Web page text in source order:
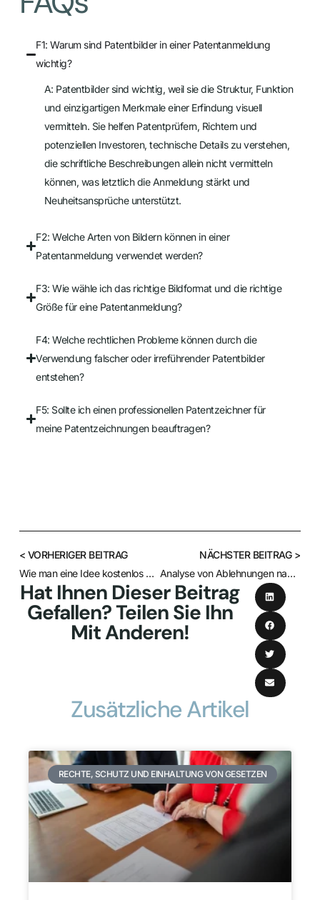
F1: Warum sind Patentbilder in einer Patentanmeldung
wichtig?
A: Patentbilder sind wichtig, weil sie die Struktur, Funktion
und einzigartigen Merkmale einer Erfindung visuell
vermitteln. Sie helfen Patentprüfern, Richtern und
potenziellen Investoren, technische Details zu verstehen,
die schriftliche Beschreibungen allein nicht vermitteln
können, was letztlich die Anmeldung stärkt und
Neuheitsansprüche unterstützt.
F2: Welche Arten von Bildern können in einer
Patentanmeldung verwendet werden?
F3: Wie wähle ich das richtige Bildformat und die richtige
Größe für eine Patentanmeldung?
F4: Welche rechtlichen Probleme können durch die
Verwendung falscher oder irreführender Patentbilder
entstehen?
F5: Sollte ich einen professionellen Patentzeichner für
meine Patentzeichnungen beauftragen?
Hat Ihnen Dieser Beitrag
Gefallen? Teilen Sie Ihn
Mit Anderen!
< VORHERIGER BEITRAG
Wie man eine Idee kostenlos patentiert
NÄCHSTER BEITRAG >
Analyse von Ablehnungen nach Patent 101
Zusätzliche Artikel
RECHTE, SCHUTZ UND EINHALTUNG VON GESETZEN